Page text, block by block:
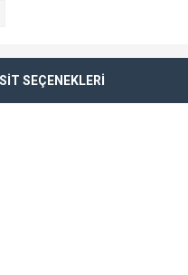
SEÇENEKLERİ